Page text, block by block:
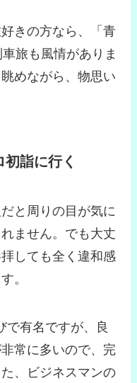
きの方なら、「青
旅も風情がありま
めながら、物思い
詣に行く
と周りの目が気に
ません。でも大丈
しても全く違和感
。
で有名ですが、良
常に多いので、完
、ビジネスマンの